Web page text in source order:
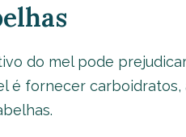
do mel pode
é fornecer carboidratos,